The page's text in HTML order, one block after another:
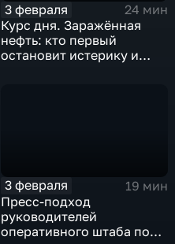
3 февраля
24 мин
Курс дня. Заражённая
нефть: кто первый
остановит истерику и
3 февраля
19 мин
Пресс-подход
руководителей
оперативного штаба по